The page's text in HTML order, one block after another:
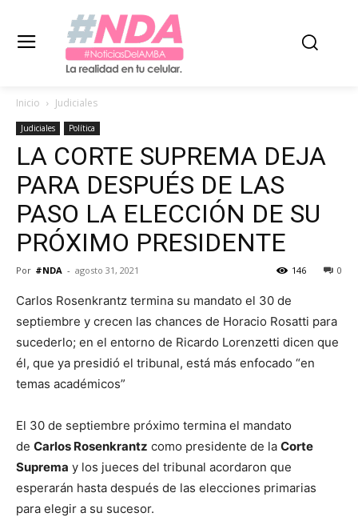
Inicio Judiciales
Judiciales Política
LA CORTE SUPREMA DEJA
PARA DESPUÉS DE LAS
PASO LA ELECCIÓN DE SU
PRÓXIMO PRESIDENTE
Por #NDA - agosto 31, 2021 0
146
Carlos Rosenkrantz termina su mandato el 30 de
septiembre y crecen las chances de Horacio Rosatti para
sucederlo; en el entorno de Ricardo Lorenzetti dicen que
él, que ya presidió el tribunal, está más enfocado “en
temas académicos”
El 30 de septiembre próximo termina el mandato
de Carlos Rosenkrantz como presidente de la Corte
Suprema y los jueces del tribunal acordaron que
esperarán hasta después de las elecciones primarias
para elegir a su sucesor.